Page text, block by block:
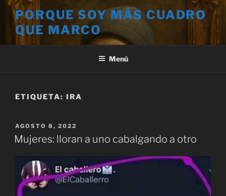
Saltar
contenido
PORQUE SOY MÁS CUADRO
QUE MARCO
Menú
ETIQUETA: IRA
PUBLICADO
EL
AGOSTO 8, 2022
Mujeres: lloran a uno cabalgando a otro